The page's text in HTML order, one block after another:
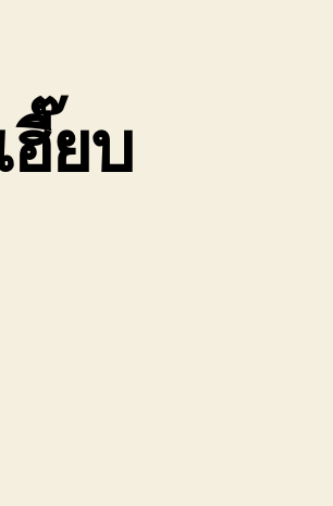
ฮี๊ยบ